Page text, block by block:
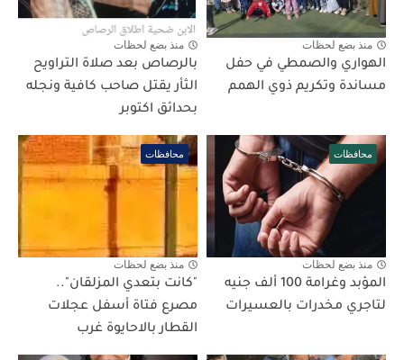
منذ بضع لحظات
الهواري والصمطي في حفل
مساندة وتكريم ذوي الهمم
منذ بضع لحظات
بالرصاص بعد صلاة التراويح
الثأر يقتل صاحب كافية ونجله
بحدائق اكتوبر
محافظات
منذ بضع لحظات
المؤبد وغرامة 100 ألف جنيه
لتاجري مخدرات بالعسيرات
محافظات
منذ بضع لحظات
"كانت بتعدي المزلقان"..
مصرع فتاة أسفل عجلات
القطار بالاحايوة غرب